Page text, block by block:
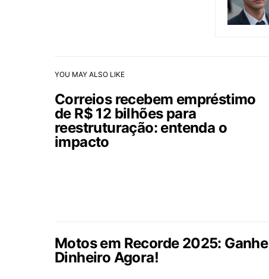
YOU MAY ALSO LIKE
Correios recebem empréstimo
de R$ 12 bilhões para
reestruturação: entenda o
impacto
Motos em Recorde 2025: Ganhe
Dinheiro Agora!